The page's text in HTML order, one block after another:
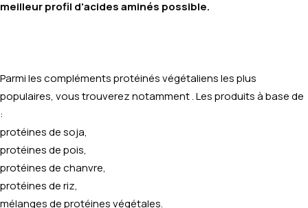
meilleur profil d'acides aminés possible.
Parmi les compléments protéinés végétaliens les plus
populaires, vous trouverez notamment . Les produits à base de
:
protéines de soja,
protéines de pois,
protéines de chanvre,
protéines de riz,
mélanges de protéines végétales.